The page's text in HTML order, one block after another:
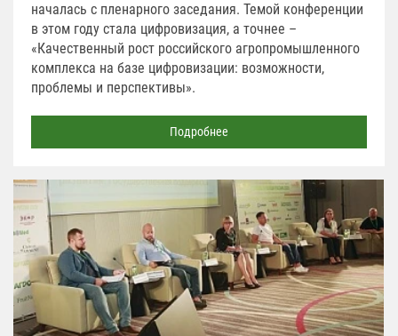
началась с пленарного заседания. Темой конференции
в этом году стала цифровизация, а точнее –
«Качественный рост российского агропромышленного
комплекса на базе цифровизации: возможности,
проблемы и перспективы».
Подробнее